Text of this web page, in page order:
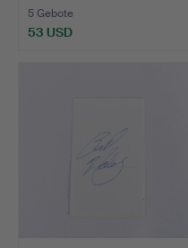
5 Gebote
53 USD